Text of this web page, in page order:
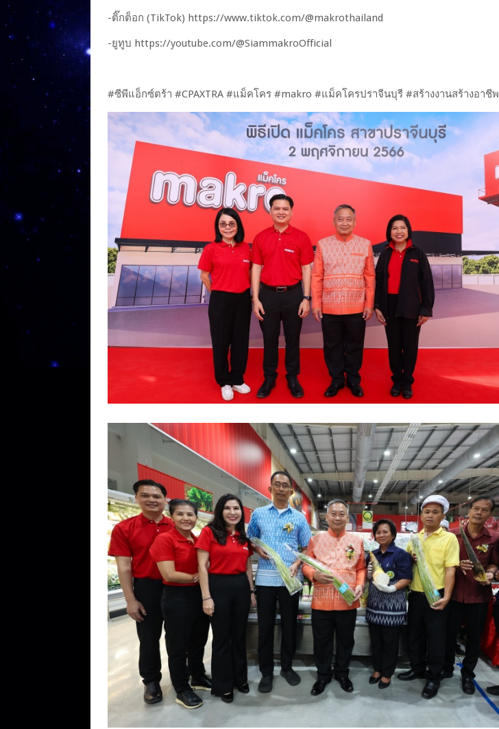
-ติ๊กต็อก (TikTok) https://www.tiktok.com/@makrothailand
-ยูทูบ https://youtube.com/@SiammakroOfficial
#ซีพีแอ็กซ์ตร้า #CPAXTRA #แม็คโคร #makro #แม็คโครปราจีนบุรี #สร้างงานสร้างอาชีพ